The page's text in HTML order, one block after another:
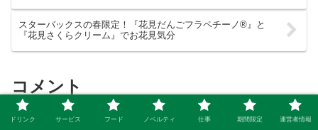
スターバックスの春限定！『花見だんごフラペチーノ®』と
『花見さくらクリーム』でお花見気分
コメント
ドリンク サービス フード ノベルティ 仕事 期間限定 運営者情報